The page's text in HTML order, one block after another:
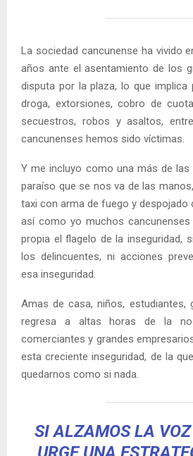
La sociedad cancunense ha vivido
años ante el asentamiento de los
disputa por la plaza, lo que implica
droga, extorsiones, cobro de
secuestros, robos y asaltos,
cancunenses hemos sido víctimas.
Y me incluyo como una más de
paraíso que se nos va de las
taxi con arma de fuego y despojado
así como yo muchos
propia el flagelo de la inseguridad,
los delincuentes, ni acciones
esa inseguridad.
Amas de casa, niños, estudiantes,
regresa a altas horas de la
comerciantes y grandes
esta creciente inseguridad, de la
quedarnos como si nada.
SI ALZAMOS LA VOZ